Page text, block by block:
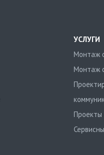
УСЛУГИ
Монтаж
Монтаж
Проекты